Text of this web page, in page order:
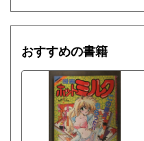
おすすめの書籍